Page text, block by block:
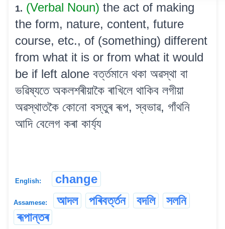
1. (Verbal Noun) the act of making
the form, nature, content, future
course, etc., of (something) different
from what it is or from what it would
be if left alone বৰ্ত্তমানে থকা অৱস্থা বা
ভৱিষ্যতে অকলশৰীয়াকৈ ৰাখিলে থাকিব লগীয়া
অৱস্থাতকৈ কোনো বস্তুৰ ৰূপ, স্বভাৱ, গাঁথনি
আদি বেলেগ কৰা কাৰ্য্য
English: change
Assamese: আদল পৰিবৰ্ত্তন বদলি
সলনি
ৰূপান্তৰ